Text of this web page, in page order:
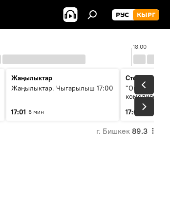
РУС КЫРГ
18:00
Жаңылыктар
Жаңылыктар. Чыгарылыш 17:00
17:01 6 мин
Стоп кадр
"Окен ава" —
комедиясы
17:07
34 мин
г. Бишкек 89.3